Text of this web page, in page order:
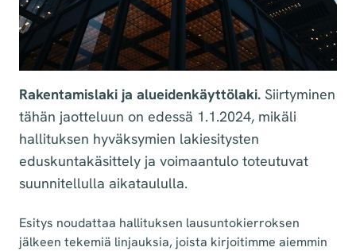
Rakentamislaki ja alueidenkäyttölaki. Siirtyminen
tähän jaotteluun on edessä 1.1.2024, mikäli
hallituksen hyväksymien lakiesitysten
eduskuntakäsittely ja voimaantulo toteutuvat
suunnitellulla aikataululla.
Esitys noudattaa hallituksen lausuntokierroksen
jälkeen tekemiä linjauksia, joista kirjoitimme aiemmin